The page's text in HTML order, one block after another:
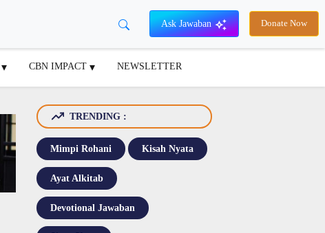
Ask Jawaban Donate Now
CBN IMPACT NEWSLETTER
TRENDING :
Mimpi Rohani Kisah Nyata
Ayat Alkitab
Devotional Jawaban